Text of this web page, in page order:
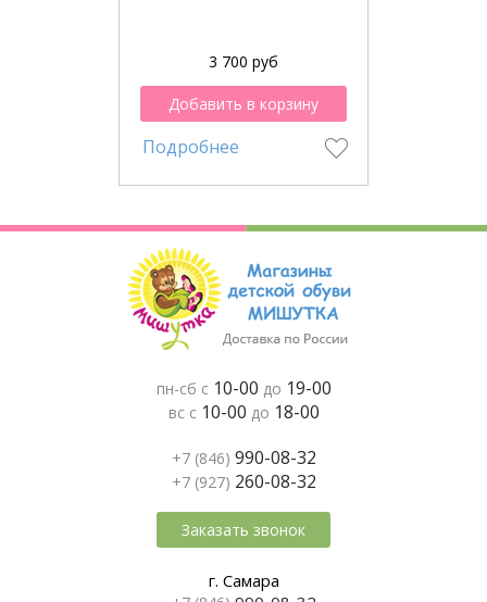
3 700 руб
Добавить в корзину
Подробнее
пн-сб с 10-00 до 19-00
вс с 10-00 до 18-00
+7 (846) 990-08-32
+7 (927) 260-08-32
Заказать звонок
г. Самара